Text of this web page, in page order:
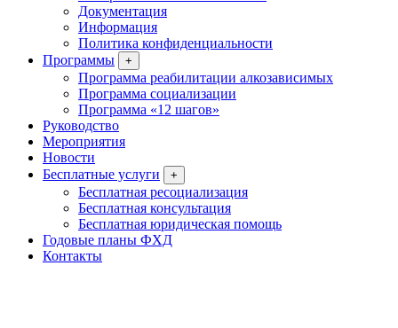
Документация
Информация
Политика конфиденциальности
Программы
+
Программа реабилитации алкозависимых
Программа социализации
Программа «12 шагов»
Руководство
Мероприятия
Новости
Бесплатные услуги
+
Бесплатная ресоциализация
Бесплатная консультация
Бесплатная юридическая помощь
Годовые планы ФХД
Контакты